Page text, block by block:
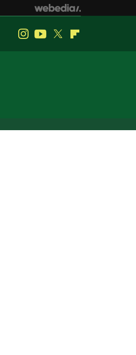
InstagramYoutube
Twitter